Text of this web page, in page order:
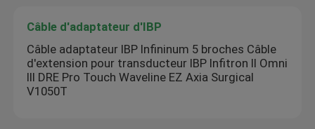
Câble d'adaptateur d'IBP
Câble adaptateur IBP Infininum 5 broches Câble
d'extension pour transducteur IBP Infitron II Omni
III DRE Pro Touch Waveline EZ Axia Surgical
V1050T